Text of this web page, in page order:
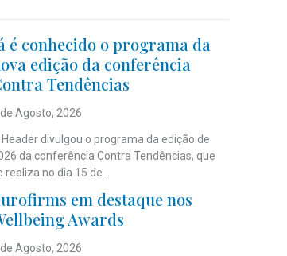
é conhecido o programa da
edição da conferência
Tendências
Agosto, 2026
divulgou o programa da edição de
da conferência Contra Tendências, que
realiza no dia 15 de...
em destaque nos
Awards
Agosto, 2026